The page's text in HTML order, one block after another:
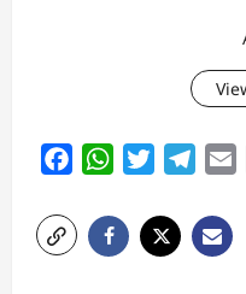
FacebookWhatsAppTwitter